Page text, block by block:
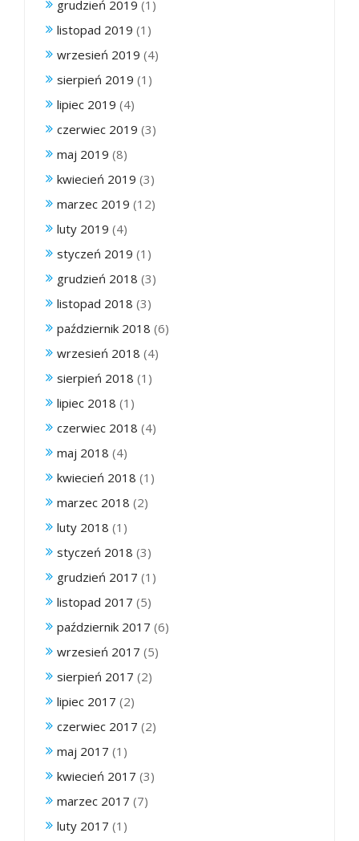
grudzień 2019 (1)
listopad 2019 (1)
wrzesień 2019 (4)
sierpień 2019 (1)
lipiec 2019 (4)
czerwiec 2019 (3)
maj 2019 (8)
kwiecień 2019 (3)
marzec 2019 (12)
luty 2019 (4)
styczeń 2019 (1)
grudzień 2018 (3)
listopad 2018 (3)
październik 2018 (6)
wrzesień 2018 (4)
sierpień 2018 (1)
lipiec 2018 (1)
czerwiec 2018 (4)
maj 2018 (4)
kwiecień 2018 (1)
marzec 2018 (2)
luty 2018 (1)
styczeń 2018 (3)
grudzień 2017 (1)
listopad 2017 (5)
październik 2017 (6)
wrzesień 2017 (5)
sierpień 2017 (2)
lipiec 2017 (2)
czerwiec 2017 (2)
maj 2017 (1)
kwiecień 2017 (3)
marzec 2017 (7)
luty 2017 (1)